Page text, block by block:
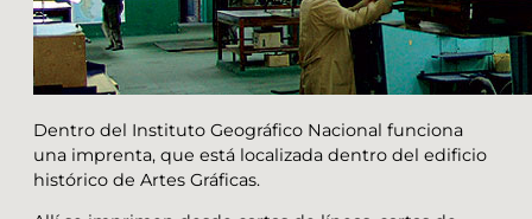
Dentro del Instituto Geográfico Nacional funciona
una imprenta, que está localizada dentro del edificio
histórico de Artes Gráficas.